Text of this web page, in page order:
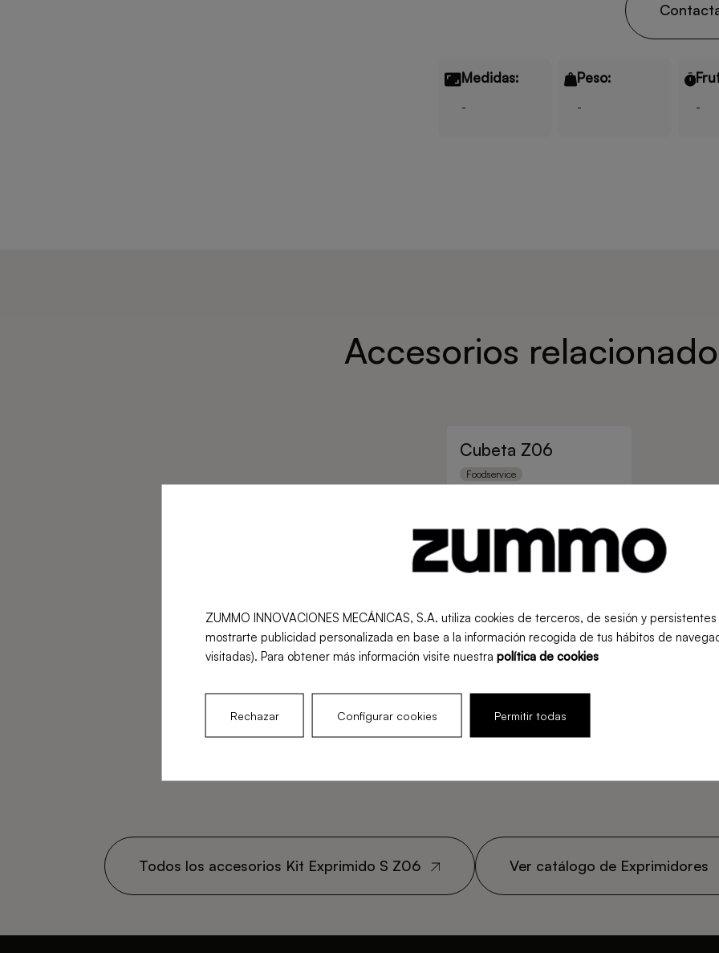
Medidas:
-
Peso:
- -
Accesorios
Cubeta Z06
Foodservice
Todos los accesorios Kit Exprimido S Z06 Ver catálogo de Exprimidores
ZUMMO INNOVACIONES MECÁNICAS, S.A. utiliza cookies de terceros, de sesión y
mostrarte publicidad personalizada en base a la información recogida de tus hábitos de
visitadas). Para obtener más información visite nuestra política de cookies
Rechazar Configurar cookies Permitir todas